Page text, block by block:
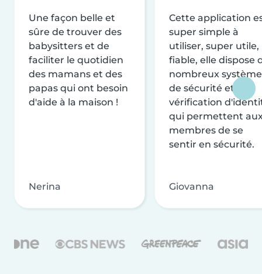
Une façon belle et
sûre de trouver des
babysitters et de
faciliter le quotidien
des mamans et des
papas qui ont besoin
d'aide à la maison !
Nerina
Cette application
super simple à
utiliser, super utile,
fiable, elle dispose
nombreux
de sécurité et de
vérification
qui permettent
membres de se
sentir en sécurité.
Giovanna